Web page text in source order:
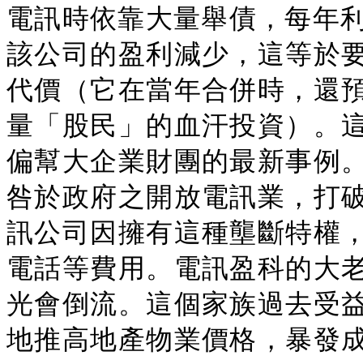
電訊時依靠大量舉債，每年
該公司的盈利減少，這等於
代價（它在當年合併時，還
量「股民」的血汗投資）。
偏幫大企業財團的最新事例
咎於政府之開放電訊業，打
訊公司因擁有這種壟斷特權
電話等費用。電訊盈科的大
光會倒流。這個家族過去受
地推高地產物業價格，暴發